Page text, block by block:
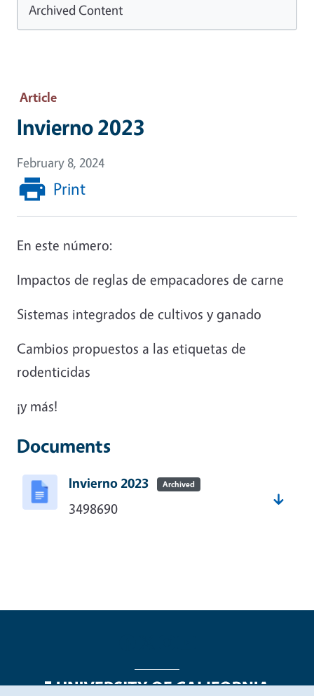
Article
Invierno 2023
February 8, 2024
Print
En este número:
Impactos de reglas de empacadores de carne
Sistemas integrados de cultivos y ganado
Cambios propuestos a las etiquetas de
rodenticidas
¡y más!
Documents
Invierno 2023 Archived
3498690
Archived Content